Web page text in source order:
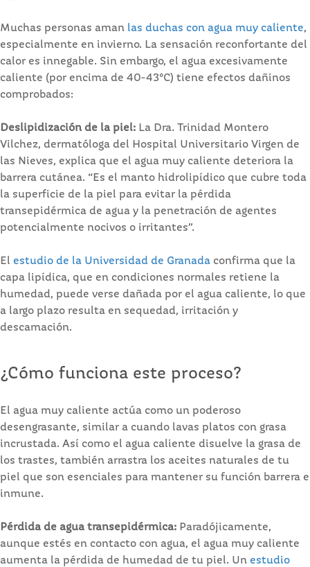
Muchas personas aman las duchas con agua muy caliente,
especialmente en invierno. La sensación reconfortante del
calor es innegable. Sin embargo, el agua excesivamente
caliente (por encima de 40-43°C) tiene efectos dañinos
comprobados:
Deslipidización de la piel: La Dra. Trinidad Montero
Vilchez, dermatóloga del Hospital Universitario Virgen de
las Nieves, explica que el agua muy caliente deteriora la
barrera cutánea. “Es el manto hidrolipídico que cubre toda
la superficie de la piel para evitar la pérdida
transepidérmica de agua y la penetración de agentes
potencialmente nocivos o irritantes”.
El estudio de la Universidad de Granada confirma que la
capa lipídica, que en condiciones normales retiene la
humedad, puede verse dañada por el agua caliente, lo que
a largo plazo resulta en sequedad, irritación y
descamación.
¿Cómo funciona este proceso?
El agua muy caliente actúa como un poderoso
desengrasante, similar a cuando lavas platos con grasa
incrustada. Así como el agua caliente disuelve la grasa de
los trastes, también arrastra los aceites naturales de tu
piel que son esenciales para mantener su función barrera e
inmune.
Pérdida de agua transepidérmica: Paradójicamente,
aunque estés en contacto con agua, el agua muy caliente
aumenta la pérdida de humedad de tu piel. Un estudio